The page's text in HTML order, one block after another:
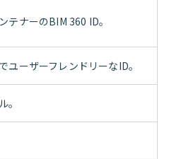
テナーのBIM 360 ID。
ユーザーフレンドリーなID。
。